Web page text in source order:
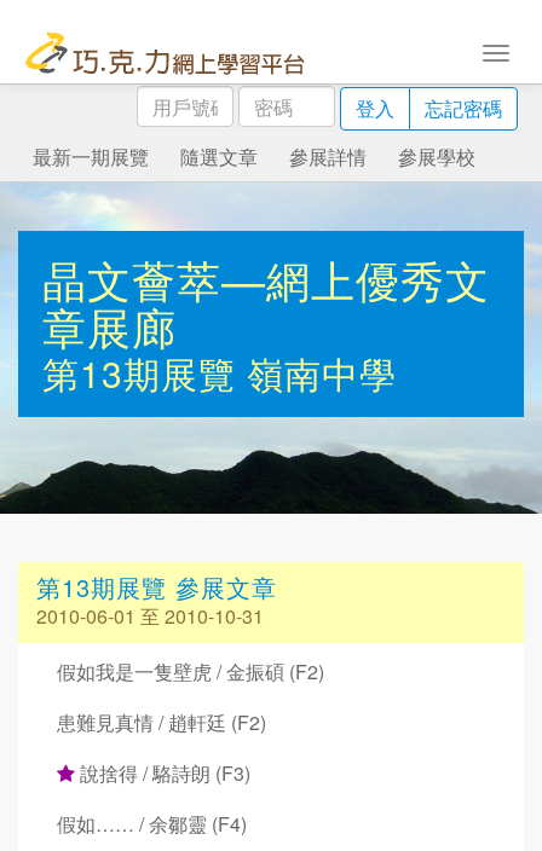
用
戶
號
碼
密
碼
登入
忘記密碼
最新一期展覽
隨選文章 參展詳情 參展學校
晶文薈萃—網上優秀文
章展廊
第13期展覽 嶺南中學
第13期展覽 參展文章
2010-06-01 至 2010-10-31
假如我是一隻壁虎 / 金振碩 (F2)
患難見真情 / 趙軒廷 (F2)
說捨得 / 駱詩朗 (F3)
假如…… / 余鄒靈 (F4)